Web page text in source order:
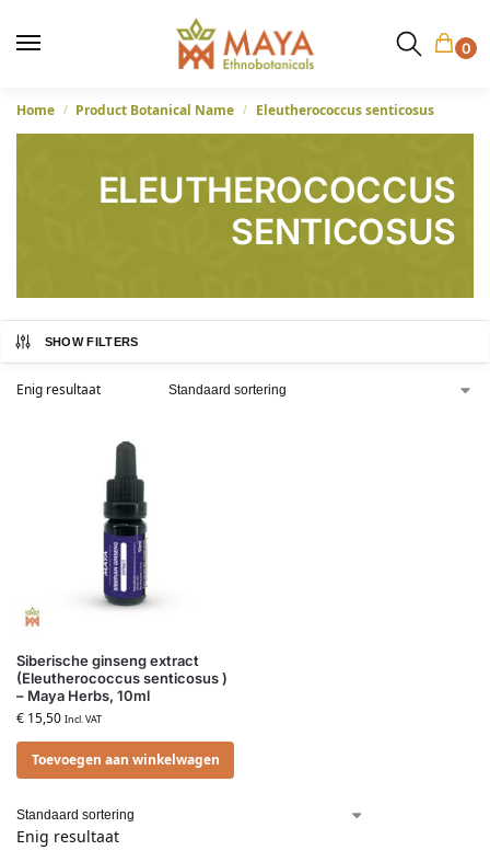
0
Home / Product Botanical Name / Eleutherococcus senticosus
ELEUTHEROCOCCUS
SENTICOSUS
SHOW FILTERS
Enig resultaat
Siberische ginseng extract
(Eleutherococcus senticosus )
– Maya Herbs, 10ml
€ 15,50 Incl. VAT
Toevoegen aan winkelwagen
Enig resultaat